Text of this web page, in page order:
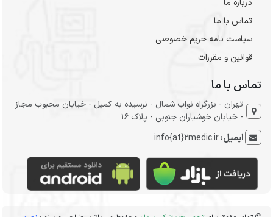
درباره ما
تماس با ما
سیاست نامه حریم خصوصی
قوانین و مقررات
تماس با ما
تهران - بزرگراه نواب شمال - نرسیده به کمیل - خیابان محبوب مجاز
- خیابان خوشیاران جنوبی - پلاک 16
ایمیل:info{at}2medic.ir